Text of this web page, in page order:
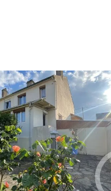
ROUVRAY 76
€
ETIENNE DU ROUVRAY -